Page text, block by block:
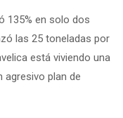
135% en solo dos
las 25 toneladas por
está viviendo una
agresivo plan de